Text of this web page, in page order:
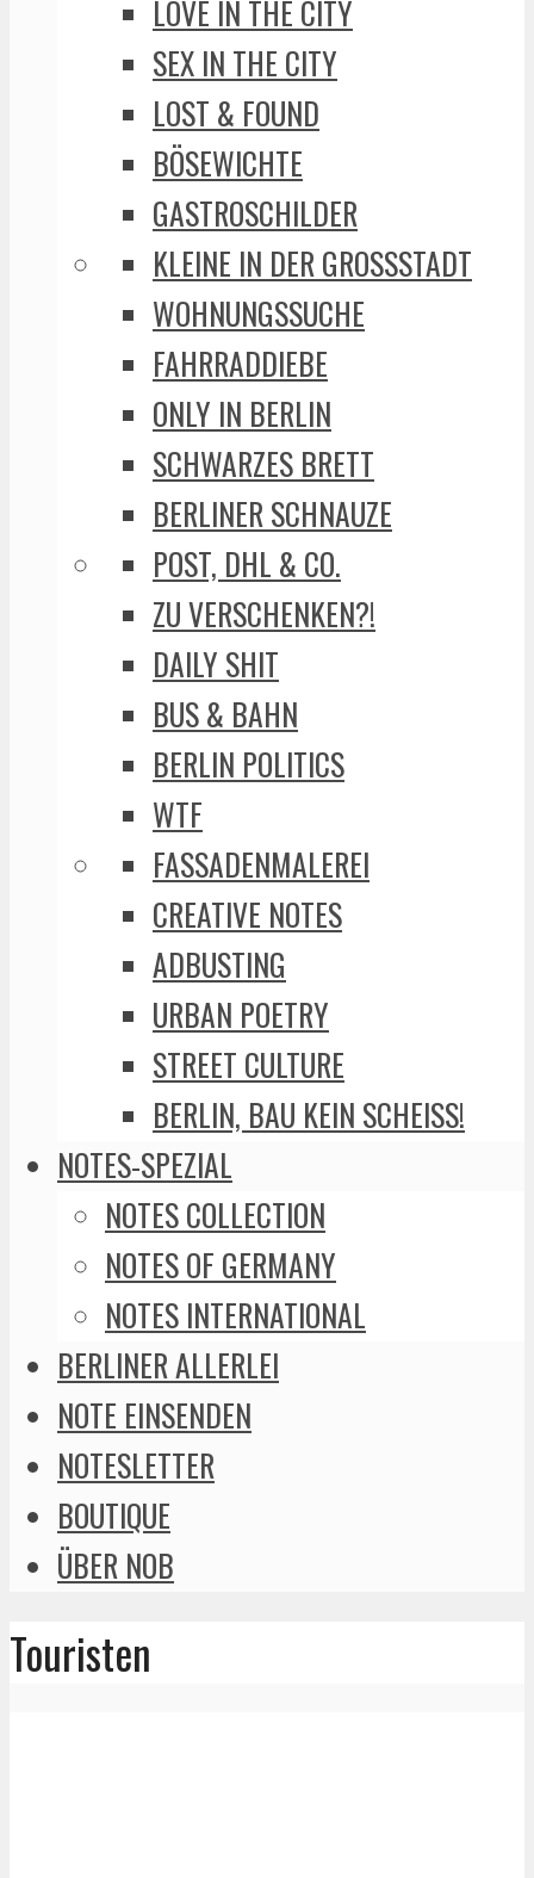
LOVE IN THE CITY
SEX IN THE CITY
LOST & FOUND
BÖSEWICHTE
GASTROSCHILDER
KLEINE IN DER GROSSSTADT
WOHNUNGSSUCHE
FAHRRADDIEBE
ONLY IN BERLIN
SCHWARZES BRETT
BERLINER SCHNAUZE
POST, DHL & CO.
ZU VERSCHENKEN?!
DAILY SHIT
BUS & BAHN
BERLIN POLITICS
WTF
FASSADENMALEREI
CREATIVE NOTES
ADBUSTING
URBAN POETRY
STREET CULTURE
BERLIN, BAU KEIN SCHEISS!
NOTES-SPEZIAL
NOTES COLLECTION
NOTES OF GERMANY
NOTES INTERNATIONAL
BERLINER ALLERLEI
NOTE EINSENDEN
NOTESLETTER
BOUTIQUE
ÜBER NOB
Touristen